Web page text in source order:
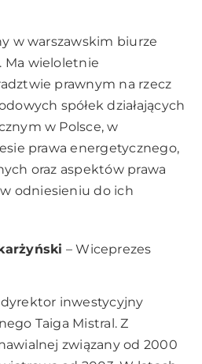
w warszawskim biurze
Ma wieloletnie
prawnym na rzecz
spółek działających
w Polsce, w
prawa energetycznego,
oraz aspektów prawa
odniesieniu do ich
– Wiceprezes
inwestycyjny
Taiga Mistral. Z
związany od 2000